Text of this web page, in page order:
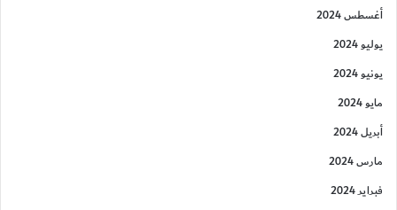
أغسطس 2024
يوليو 2024
يونيو 2024
مايو 2024
أبريل 2024
مارس 2024
فبراير 2024